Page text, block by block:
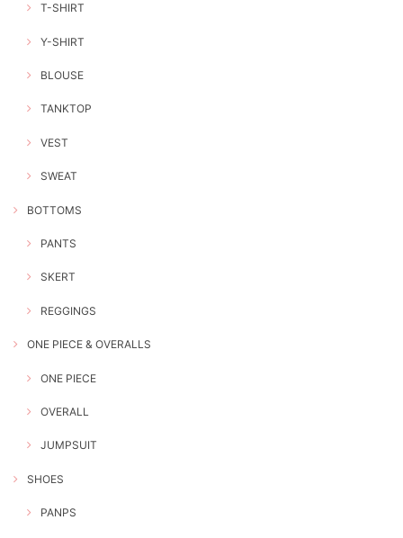
T-SHIRT
Y-SHIRT
BLOUSE
TANKTOP
VEST
SWEAT
BOTTOMS
PANTS
SKERT
REGGINGS
ONE PIECE & OVERALLS
ONE PIECE
OVERALL
JUMPSUIT
SHOES
PANPS